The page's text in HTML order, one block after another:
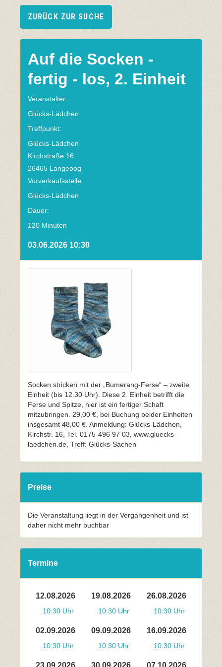
ZURÜCK ZUR SUCHE
Auf die Socken -
fertig - los, 2. Einheit
Veranstalter:
Glücks-Lädchen
Treffpunkt:
Glücks-Lädchen
Kirchstraße 16
26465 Langeoog
Vorverkaufsstelle:
Glücks-Lädchen
Dauer:
120 Minuten
03.06.2026 10:30
Socken stricken mit der „Bumerang-Ferse“ – zweite
Einheit (bis 12.30 Uhr). Diese 2. Einheit betrifft die
Ferse und Spitze, hier ist ein fertiger Schaft
mitzubringen. 29,00 €, bei Buchung beider Einheiten
insgesamt 48,00 €. Anmeldung: Glücks-Lädchen,
Kirchstr. 16, Tel. 0175-496 97 03, www.gluecks-
laedchen.de, Treff: Glücks-Sachen
Preise
Die Veranstaltung liegt in der Vergangenheit und ist
daher nicht mehr buchbar
Termine
12.08.2026
10:30 Uhr
19.08.2026
10:30 Uhr
26.08.2026
10:30 Uhr
02.09.2026
10:30 Uhr
09.09.2026
10:30 Uhr
16.09.2026
10:30 Uhr
23.09.2026 30.09.2026 07.10.2026